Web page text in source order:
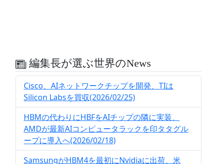
編集長が選ぶ世界のNews
Cisco、AIネットワークチップを開発、TIは
Silicon Labsを買収(2026/02/25)
HBMの代わりにHBFをAIチップの隣に実装、
AMDが最新AIコンピュータラックを印タタグル
ープに導入へ(2026/02/18)
SamsungがHBM4を最初にNvidiaに出荷、米